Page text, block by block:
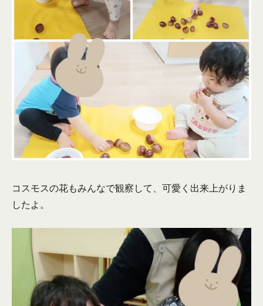
コスモスの花もみんなで観察して、可愛く出来上がりま
したよ。